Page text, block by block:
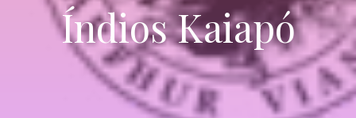
Índios Kaiapó